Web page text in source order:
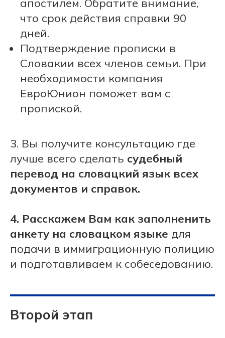
апостилем. Обратите внимание,
что срок действия справки 90
дней.
Подтверждение прописки в
Словакии всех членов семьи. При
необходимости компания
ЕвроЮнион поможет вам с
пропиской.
3. Вы получите консультацию где
лучше всего сделать судебный
перевод на словацкий язык всех
документов и справок.
4. Расскажем Вам как заполненить
анкету на словацком языке для
подачи в иммиграционную полицию
и подготавливаем к собеседованию.
Второй этап